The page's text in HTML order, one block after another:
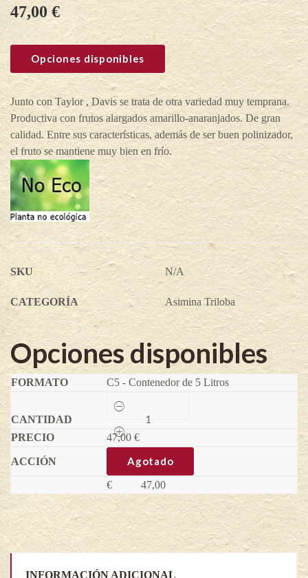
47,00€
Opciones disponibles
Junto con Taylor , Davis se trata de otra variedad muy temprana.
Productiva con frutos alargados amarillo-anaranjados. De gran
calidad. Entre sus características, además de ser buen polinizador,
el fruto se mantiene muy bien en frío.
SKU N/A
CATEGORÍA Asimina Triloba
Opciones disponibles
C5 - Contenedor de 5 Litros
Pawpaw
Davis
Asimina
triloba
(Variedad
injertada)
quantity
47,00 €
Agotado
€ 47,00
INFORMACIÓN ADICIONAL